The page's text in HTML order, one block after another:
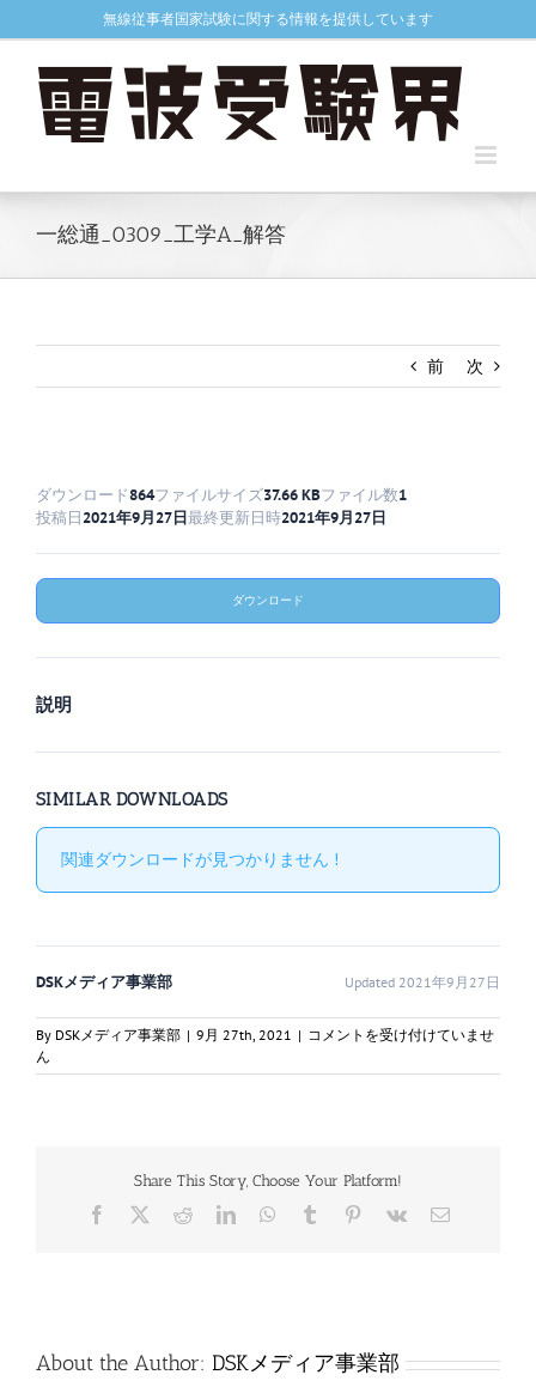
to
無線従事者国家試験に関する情報を提供しています
一総通_0309_工学A_解答
前 次
ダウンロード864ファイルサイズ37.66 KBファイル数1
投稿日2021年9月27日最終更新日時2021年9月27日
ダウンロード
説明
SIMILAR DOWNLOADS
関連ダウンロードが見つかりません !
DSKメディア事業部 Updated 2021年9月27日
By DSKメディア事業部 | 9月 27th, 2021 | 一
通
解
答
は
コメントを受け付けていませ
ん
Share This Story, Choose Your Platform!
Facebook RedditLinkedInWhatsApp
Tumblr Pinterest
Vk
電
About the Author: DSKメディア事業部